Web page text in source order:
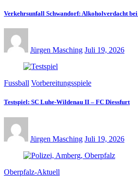
Verkehrsunfall Schwandorf: Alkoholverdacht
Jürgen Masching Juli 19, 2026
Fussball Vorbereitungsspiele
Testspiel: SC Luhe-Wildenau II – FC Diessfurt
Jürgen Masching Juli 19, 2026
Oberpfalz-Aktuell